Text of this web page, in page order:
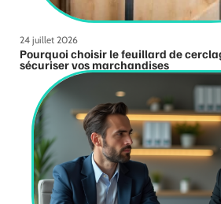
24 juillet 2026
Pourquoi choisir le feuillard de
sécuriser vos marchandises